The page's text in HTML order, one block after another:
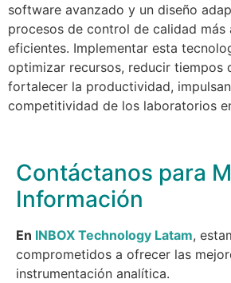
software avanzado y un diseño
procesos de control de calidad más
eficientes. Implementar esta
optimizar recursos, reducir tiempos
fortalecer la productividad,
competitividad de los laboratorios
Contáctanos para
Información
En INBOX Technology Latam,
comprometidos a ofrecer las
instrumentación analítica.